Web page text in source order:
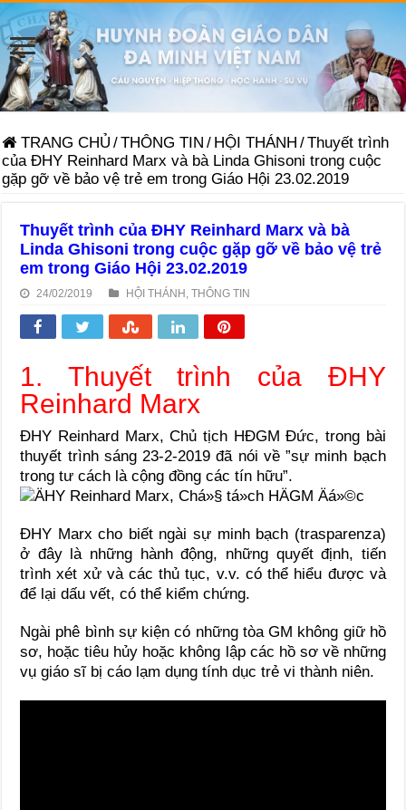
TRANG CHỦ /THÔNG TIN / HỘI THÁNH /Thuyết trình
của ĐHY Reinhard Marx và bà Linda Ghisoni trong cuộc
gặp gỡ về bảo vệ trẻ em trong Giáo Hội 23.02.2019
Thuyết trình của ĐHY Reinhard Marx và bà
Linda Ghisoni trong cuộc gặp gỡ về bảo vệ trẻ
em trong Giáo Hội 23.02.2019
24/02/2019 HỘI THÁNH ,THÔNG TIN
1. Thuyết trình của ĐHY
Reinhard Marx
ĐHY Reinhard Marx, Chủ tịch HĐGM Đức, trong bài
thuyết trình sáng 23-2-2019 đã nói về ”sự minh bạch
trong tư cách là cộng đồng các tín hữu”.
ĐHY Marx cho biết ngài sự minh bạch (trasparenza)
ở đây là những hành động, những quyết định, tiến
trình xét xử và các thủ tục, v.v. có thể hiểu được và
để lại dấu vết, có thể kiểm chứng.
Ngài phê bình sự kiện có những tòa GM không giữ hồ
sơ, hoặc tiêu hủy hoặc không lập các hồ sơ về những
vụ giáo sĩ bị cáo lạm dụng tính dục trẻ vi thành niên.